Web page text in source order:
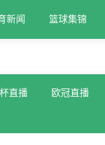
新闻 篮球集锦
直播 欧冠直播